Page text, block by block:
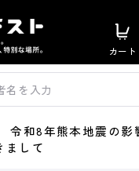
カート
和8年熊本地震の影
まして